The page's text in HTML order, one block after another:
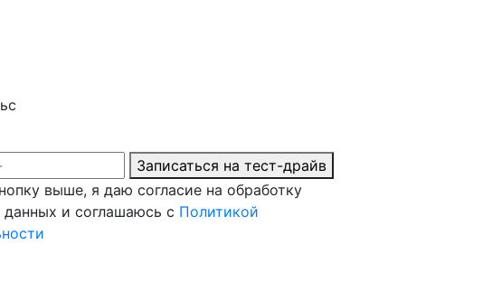
Записаться на тест-драйв
выше, я даю согласие на обработку
данных и соглашаюсь с Политикой